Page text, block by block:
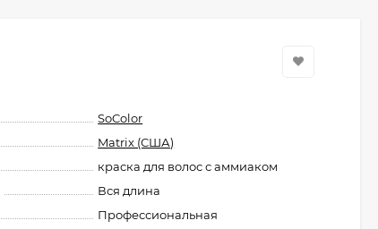
SoColor
Matrix (США)
краска для волос с аммиаком
Вся длина
Профессиональная